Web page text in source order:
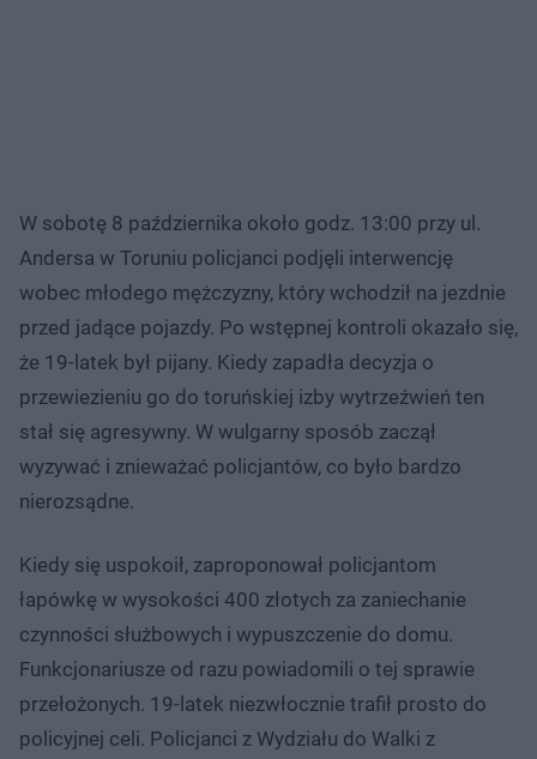
W sobotę 8 października około godz. 13:00 przy ul.
Andersa w Toruniu policjanci podjęli interwencję
wobec młodego mężczyzny, który wchodził na jezdnie
przed jadące pojazdy. Po wstępnej kontroli okazało się,
że 19-latek był pijany. Kiedy zapadła decyzja o
przewiezieniu go do toruńskiej izby wytrzeźwień ten
stał się agresywny. W wulgarny sposób zaczął
wyzywać i znieważać policjantów, co było bardzo
nierozsądne.
Kiedy się uspokoił, zaproponował policjantom
łapówkę w wysokości 400 złotych za zaniechanie
czynności służbowych i wypuszczenie do domu.
Funkcjonariusze od razu powiadomili o tej sprawie
przełożonych. 19-latek niezwłocznie trafił prosto do
policyjnej celi. Policjanci z Wydziału do Walki z